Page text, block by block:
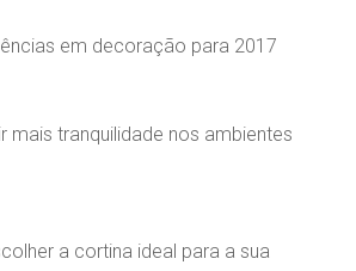
em decoração para 2017
mais tranquilidade nos ambientes
a cortina ideal para a sua